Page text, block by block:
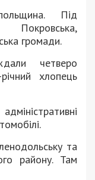
Під
громади.
четверо
хлопець
та
району. Там